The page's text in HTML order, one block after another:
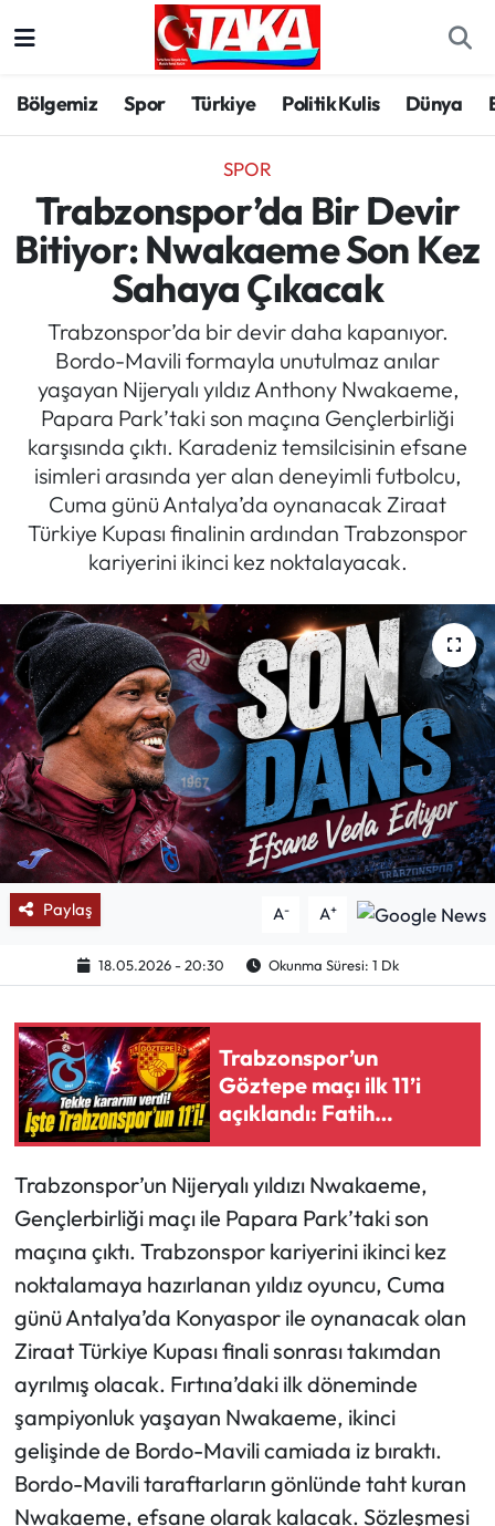
Bölgemiz Spor Türkiye Politik Kulis Dünya
SPOR
Trabzonspor’da Bir Devir
Bitiyor: Nwakaeme Son Kez
Sahaya Çıkacak
Trabzonspor’da bir devir daha kapanıyor.
Bordo-Mavili formayla unutulmaz anılar
yaşayan Nijeryalı yıldız Anthony Nwakaeme,
Papara Park’taki son maçına Gençlerbirliği
karşısında çıktı. Karadeniz temsilcisinin efsane
isimleri arasında yer alan deneyimli futbolcu,
Cuma günü Antalya’da oynanacak Ziraat
Türkiye Kupası finalinin ardından Trabzonspor
kariyerini ikinci kez noktalayacak.
Paylaş A- A+
18.05.2026 - 20:30 Okunma Süresi: 1 Dk
Trabzonspor’un
Göztepe maçı ilk 11’i
açıklandı: Fatih
Tekke’den dikkat çeken
Trabzonspor’un Nijeryalı yıldızı Nwakaeme,
Gençlerbirliği maçı ile Papara Park’taki son
maçına çıktı. Trabzonspor kariyerini ikinci kez
noktalamaya hazırlanan yıldız oyuncu, Cuma
günü Antalya’da Konyaspor ile oynanacak olan
Ziraat Türkiye Kupası finali sonrası takımdan
ayrılmış olacak. Fırtına’daki ilk döneminde
şampiyonluk yaşayan Nwakaeme, ikinci
gelişinde de Bordo-Mavili camiada iz bıraktı.
Bordo-Mavili taraftarların gönlünde taht kuran
Nwakaeme, efsane olarak kalacak. Sözleşmesi
Spor
Türkiye
Kültür/Sanat
Politika
Politik Kulis
Dünya
Magazin
Mektup Galeri
Manşet
Köşe Yazıları
Karikatür Galeri
BIK
ASTROLOJİ
Spor Yazıları
Mektup Galeri
Ekonomi
Sağlık
Teknoloji
Trabzon Hava Durumu
Trabzon Trafik Yoğunluk Haritası
Süper Lig Puan Durumu ve Fikstür
Tüm Manşetler
Son Dakika Haberleri
Haber Arşivi